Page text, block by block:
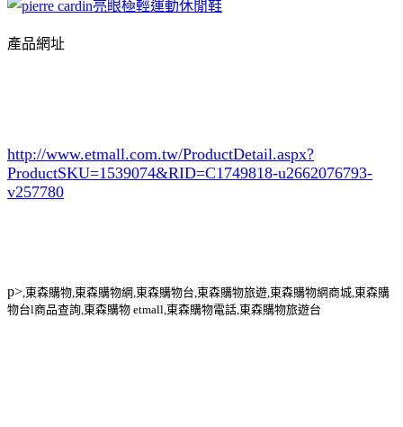
產品網址
http://www.etmall.com.tw/ProductDetail.aspx?
ProductSKU=1539074&RID=C1749818-u2662076793-
v257780
p> ,東森購物,東森購物網,東森購物台,東森購物旅遊,東森購物網商城,東森購
物台l商品查詢,東森購物 etmall,東森購物電話,東森購物旅遊台